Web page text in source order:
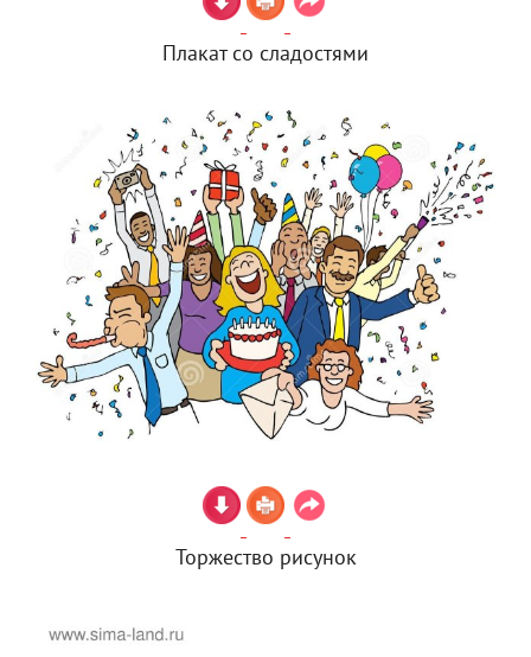
Плакат со сладостями
Торжество рисунок